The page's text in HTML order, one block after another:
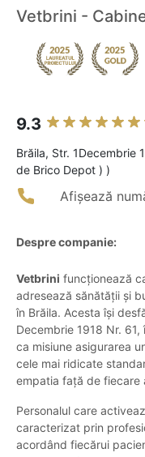
Vetbrini -
9.3
Brăila, Str. 1Decembrie
de Brico Depot ) )
Afișează
Despre companie:
Vetbrini funcționează
adresează sănătății și
în Brăila. Acesta își
Decembrie 1918 Nr.
ca misiune asigurarea
cele mai ridicate
empatia față de fiecare
Personalul care
caracterizat prin
acordând fiecărui